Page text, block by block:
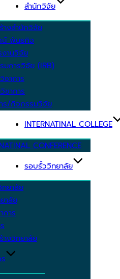
สำนักวิจัย
างสำนักวิจัย
น์ พันธกิจ
งานวิจัย
มการวิจัย (IRB)
ชาการ
ชาการ
ร/กิจกรรมวิจัย
INTERNATINAL COLLEGE
CONFERENCE
รอบรั้ววิทยาลัย
ทยาลัย
าลัย
การ
างวิทยาลัย